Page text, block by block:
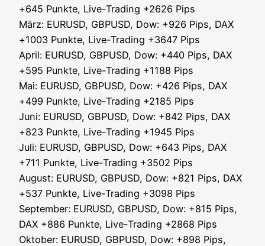
+645 Punk­te, Live-Tra­ding +2626 Pips
März: EURUSD, GBPUSD, Dow: +926 Pips, DAX
+1003 Punk­te, Live-Tra­ding +3647 Pips
April: EURUSD, GBPUSD, Dow: +440 Pips, DAX
+595 Punk­te, Live-Tra­ding +1188 Pips
Mai: EURUSD, GBPUSD, Dow: +426 Pips, DAX
+499 Punk­te, Live-Tra­ding +2185 Pips
Juni: EURUSD, GBPUSD, Dow: +842 Pips, DAX
+823 Punk­te, Live-Tra­ding +1945 Pips
Juli: EURUSD, GBPUSD, Dow: +643 Pips, DAX
+711 Punk­te, Live-Tra­ding +3502 Pips
August: EURUSD, GBPUSD, Dow: +821 Pips, DAX
+537 Punk­te, Live-Tra­ding +3098 Pips
Sep­tem­ber: EURUSD, GBPUSD, Dow: +815 Pips,
DAX +886 Punk­te, Live-Tra­ding +2868 Pips
Okto­ber: EURUSD, GBPUSD, Dow: +898 Pips,